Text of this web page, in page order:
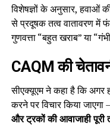
विशेषज्ञों के अनुसार, हवाओं
से प्रदूषक तत्व वातावरण में
गुणवत्ता “बहुत खराब” या
CAQM की
सीएक्यूएम ने कहा है कि अगर
करने पर विचार किया
और ट्रकों की आवाजाही पूरी